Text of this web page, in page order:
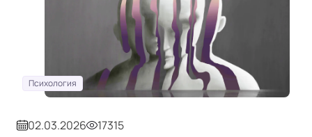
Психология
02.03.2026 17315